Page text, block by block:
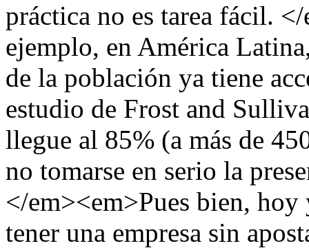
práctica no es tarea fácil.
ejemplo, en América
de la población ya tiene
estudio de Frost and
llegue al 85% (a más de
no tomarse en serio la
</em><em>Pues bien, hoy
tener una empresa sin